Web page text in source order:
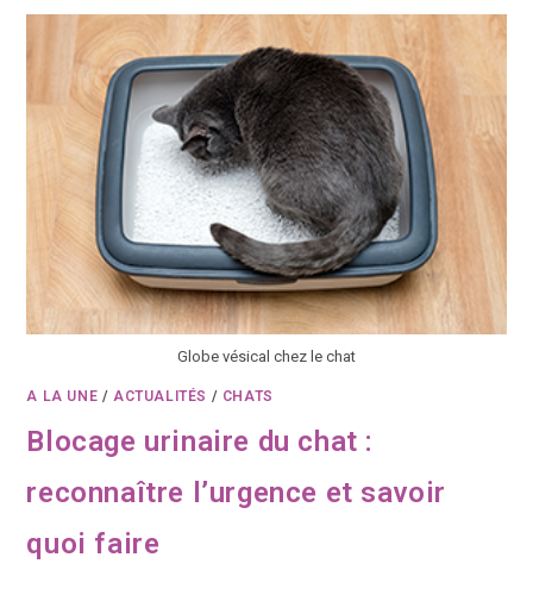
Globe vésical chez le chat
A LA UNE / ACTUALITÉS / CHATS
Blocage urinaire du chat :
reconnaître l’urgence et savoir
quoi faire